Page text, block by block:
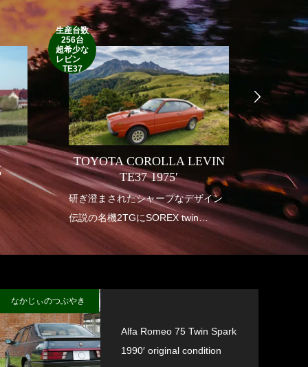
生産台数
256台
超希少な
レビン
TE37
TOYOTA COROLLA LEVIN
TE37 1975′
研ぎ澄まされたシャープなデザイン
伝説の名機2TGにSOREX twin
carburetor
垂涎の幻の一台
1950年
アメリ
も華や
インデ
なかじぃのつぶやき
Alfa Romeo 75 Twin Spark
1990′ original condition